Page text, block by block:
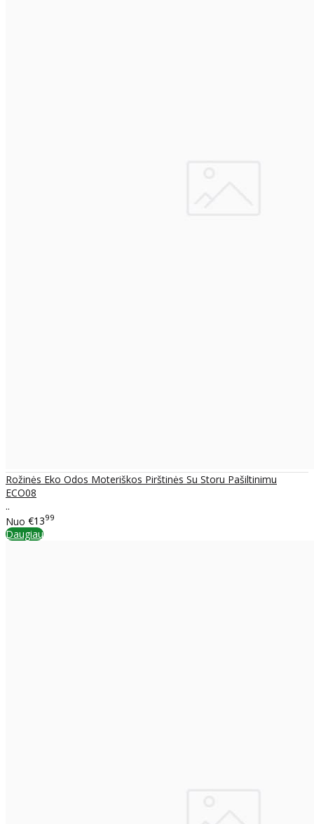
Rožinės Eko Odos Moteriškos Pirštinės Su Storu Pašiltinimu
ECO08
..
Nuo €1399
Daugiau